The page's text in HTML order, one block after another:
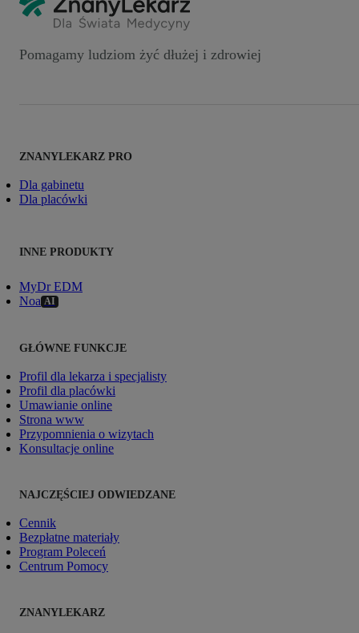
Pomagamy ludziom żyć dłużej i zdrowiej
ZNANYLEKARZ PRO
Dla gabinetu
Dla placówki
INNE PRODUKTY
MyDr EDM
Noa AI
GŁÓWNE FUNKCJE
Profil dla lekarza i specjalisty
Profil dla placówki
Umawianie online
Strona www
Przypomnienia o wizytach
Konsultacje online
NAJCZĘŚCIEJ ODWIEDZANE
Cennik
Bezpłatne materiały
Program Poleceń
Centrum Pomocy
ZNANYLEKARZ